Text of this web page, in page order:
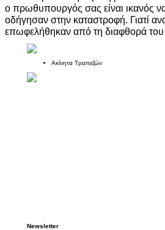
ο πρωθυπουργός σας είναι ικανός
οδήγησαν στην καταστροφή. Γιατί
επωφελήθηκαν από τη διαφθορά
Ακίνητα Τραπεζών
Newsletter